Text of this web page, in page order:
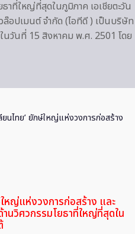
าที่ใหญ่ที่สุดในภูมิภาค เอเชียตะวัน
ล๊อปเมนต์ จำกัด (ไอทีดี ) เป็นบริษัท
นวันที่ 15 สิงหาคม พ.ศ. 2501 โดย
ยนไทย’ ยักษ์ใหญ่แห่งวงการก่อสร้าง
ใหญ่แห่งวงการก่อสร้าง และ
นวิศวกรรมโยธาที่ใหญ่ที่สุดใน